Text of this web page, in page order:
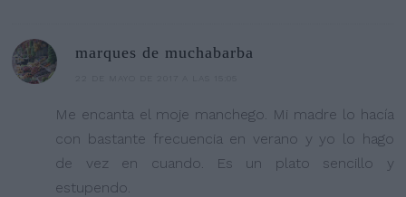
marques de muchabarba
Me encanta el moje manchego. Mi madre lo hacía
con bastante frecuencia en verano y yo lo hago
de vez en cuando. Es un plato sencillo y
estupendo.